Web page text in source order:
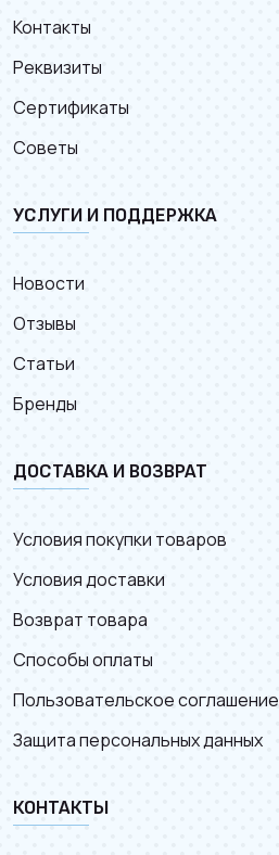
Контакты
Реквизиты
Сертификаты
Советы
УСЛУГИ И ПОДДЕРЖКА
Новости
Отзывы
Статьи
Бренды
ДОСТАВКА И ВОЗВРАТ
Условия покупки товаров
Условия доставки
Возврат товара
Способы оплаты
Пользовательское соглашение
Защита персональных данных
КОНТАКТЫ